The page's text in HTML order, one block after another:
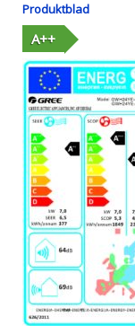
Produktblad
A++